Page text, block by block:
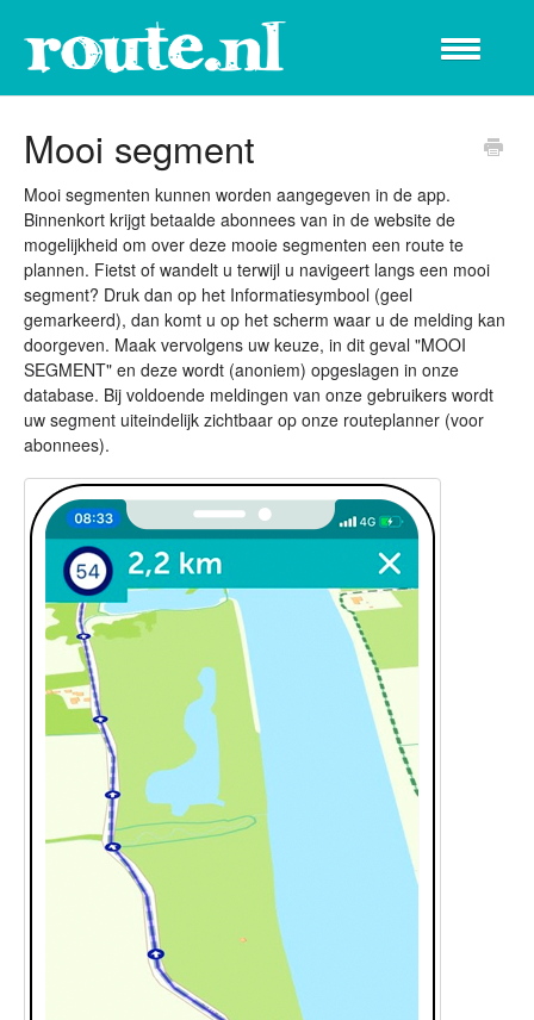
Toggle
Mooi segment
Mooi segmenten kunnen worden aangegeven in de app.
Binnenkort krijgt betaalde abonnees van in de website de
mogelijkheid om over deze mooie segmenten een route te
plannen. Fietst of wandelt u terwijl u navigeert langs een mooi
segment? Druk dan op het Informatiesymbool (geel
gemarkeerd), dan komt u op het scherm waar u de melding kan
doorgeven. Maak vervolgens uw keuze, in dit geval "MOOI
SEGMENT" en deze wordt (anoniem) opgeslagen in onze
database. Bij voldoende meldingen van onze gebruikers wordt
uw segment uiteindelijk zichtbaar op onze routeplanner (voor
abonnees).